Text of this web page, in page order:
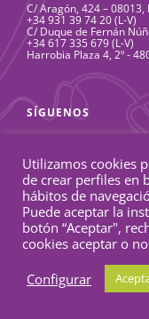
C/ Aragón, 424 – 08013,
+34 931 39 74 20 (L-V)
C/ Duque de Fernán
+34 617 335 679 (L-V)
Harrobia Plaza 4, 2º -
SÍGUENOS
Facebook Flickr
Utilizamos cookies
de crear perfiles en
hábitos de
Puede aceptar la
botón “Aceptar",
cookies aceptar o
Configurar